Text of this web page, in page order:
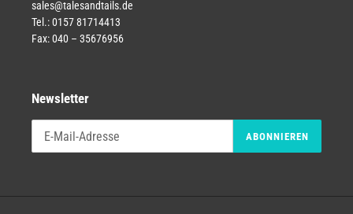
sales@talesandtails.de
Tel.: 0157 81714413
Fax: 040 – 35676956
Newsletter
ABONNIEREN